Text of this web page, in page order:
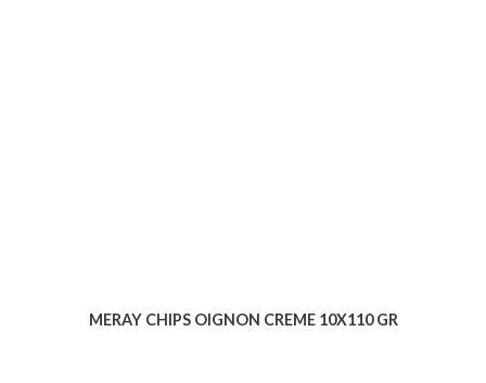
MERAY CHIPS OIGNON CREME 10X110 GR